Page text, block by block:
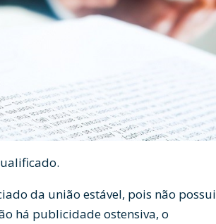
da união estável, pois não possui
há publicidade ostensiva, o